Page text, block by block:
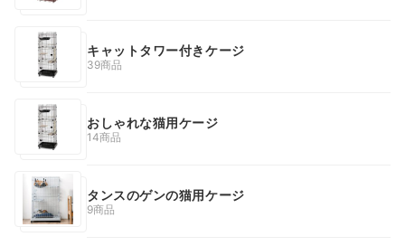
キャットタワー付きケージ
39商品
おしゃれな猫用ケージ
14商品
タンスのゲンの猫用ケージ
9商品